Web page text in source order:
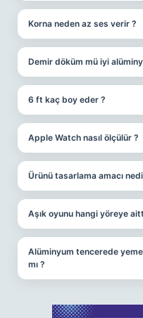
Korna neden az ses verir ?
Demir döküm mü iyi
6 ft kaç boy eder ?
Apple Watch nasıl ölçülür ?
Ürünü tasarlama amacı
Aşık oyunu hangi yöreye
Alüminyum tencerede
mı ?